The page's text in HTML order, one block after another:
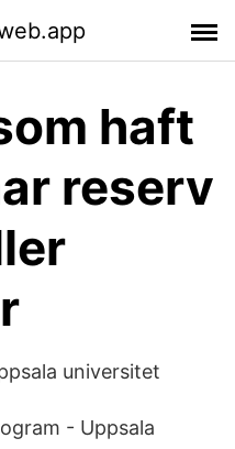
haft
reserv
universitet
- Uppsala